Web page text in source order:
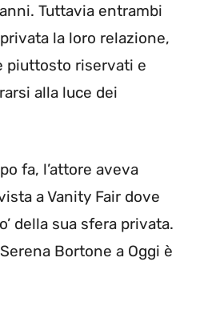
Tuttavia entrambi
la loro relazione,
piuttosto riservati e
alla luce dei
fa, l’attore aveva
a Vanity Fair dove
della sua sfera privata.
Bortone a Oggi è